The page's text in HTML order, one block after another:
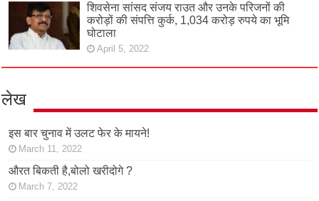
शिवसेना सांसद संजय राउत और उनके परिजनों की
करोड़ों की संपत्ति कुर्क, 1,034 करोड़ रुपये का भूमि
घोटाला
April 5, 2022
लेख
इस बार चुनाव में उलट फेर के मायने!
March 11, 2022
औरत बिकती है,बोलो खरीदोगे ?
March 7, 2022